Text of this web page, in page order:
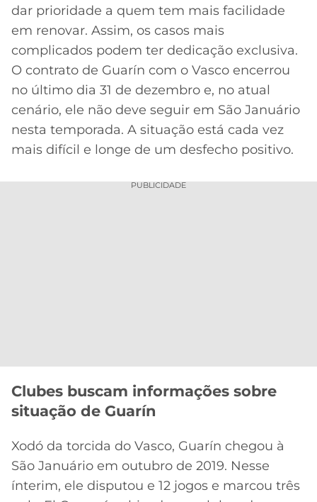
dar prioridade a quem tem mais facilidade
em renovar. Assim, os casos mais
complicados podem ter dedicação exclusiva.
O contrato de Guarín com o Vasco encerrou
no último dia 31 de dezembro e, no atual
cenário, ele não deve seguir em São Januário
nesta temporada. A situação está cada vez
mais difícil e longe de um desfecho positivo.
PUBLICIDADE
Clubes buscam informações sobre
situação de Guarín
Xodó da torcida do Vasco, Guarín chegou à
São Januário em outubro de 2019. Nesse
ínterim, ele disputou e 12 jogos e marcou três